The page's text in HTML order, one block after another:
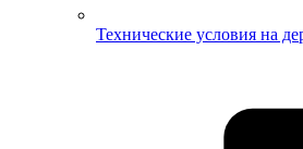
Технические условия на